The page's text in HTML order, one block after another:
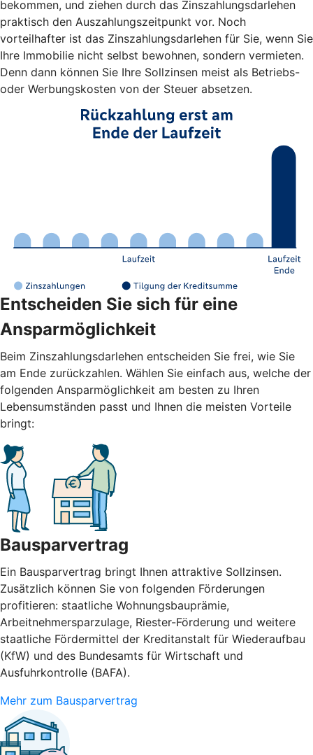
bekommen, und ziehen durch das Zinszahlungsdarlehen
praktisch den Auszahlungszeitpunkt vor. Noch
vorteilhafter ist das Zinszahlungsdarlehen für Sie, wenn Sie
Ihre Immobilie nicht selbst bewohnen, sondern vermieten.
Denn dann können Sie Ihre Sollzinsen meist als Betriebs-
oder Werbungskosten von der Steuer absetzen.
Entscheiden Sie sich für eine
Ansparmöglichkeit
Beim Zinszahlungsdarlehen entscheiden Sie frei, wie Sie
am Ende zurückzahlen. Wählen Sie einfach aus, welche der
folgenden Ansparmöglichkeit am besten zu Ihren
Lebensumständen passt und Ihnen die meisten Vorteile
bringt:
Bausparvertrag
Ein Bausparvertrag bringt Ihnen attraktive Sollzinsen.
Zusätzlich können Sie von folgenden Förderungen
profitieren: staatliche Wohnungsbauprämie,
Arbeitnehmersparzulage, Riester-Förderung und weitere
staatliche Fördermittel der Kreditanstalt für Wiederaufbau
(KfW) und des Bundesamts für Wirtschaft und
Ausfuhrkontrolle (BAFA).
Mehr zum Bausparvertrag